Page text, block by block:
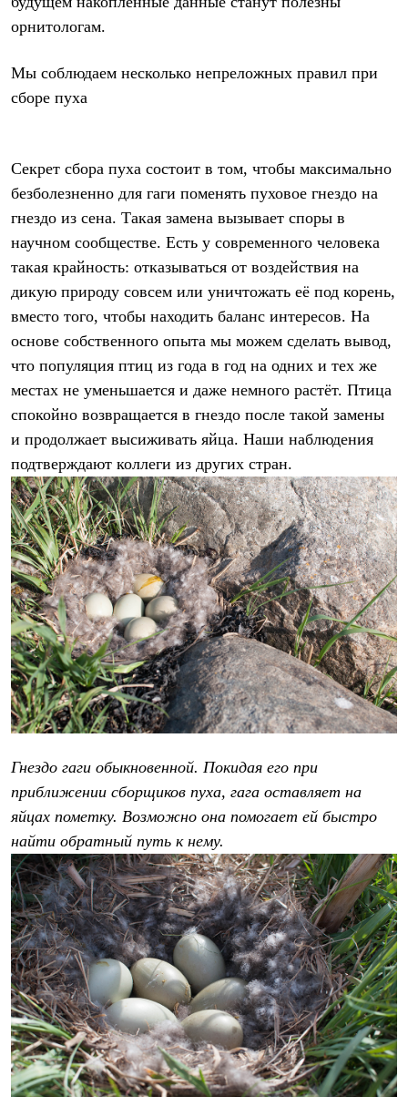
орнитологам.
Мы соблюдаем несколько непреложных правил при
сборе пуха
Секрет сбора пуха состоит в том, чтобы максимально
безболезненно для гаги поменять пуховое гнездо на
гнездо из сена. Такая замена вызывает споры в
научном сообществе. Есть у современного человека
такая крайность: отказываться от воздействия на
дикую природу совсем или уничтожать её под корень,
вместо того, чтобы находить баланс интересов. На
основе собственного опыта мы можем сделать вывод,
что популяция птиц из года в год на одних и тех же
местах не уменьшается и даже немного растёт. Птица
спокойно возвращается в гнездо после такой замены
и продолжает высиживать яйца. Наши наблюдения
подтверждают коллеги из других стран.
Гнездо гаги обыкновенной. Покидая его при
приближении сборщиков пуха, гага оставляет на
яйцах пометку. Возможно она помогает ей быстро
найти обратный путь к нему.